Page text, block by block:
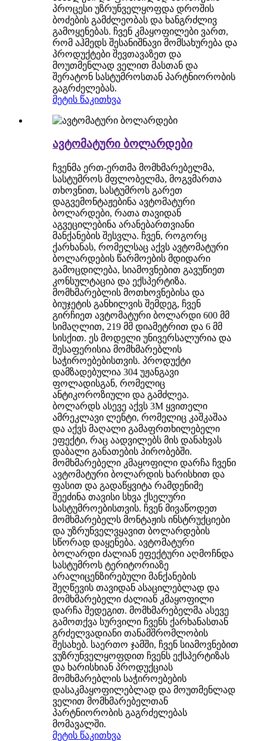
პროცესი უზრუნველყოფდა დროშის
ბოძების გამძლეობას და ხანგრძლივ
გამოყენებას. ჩვენ კმაყოფილები ვართ,
რომ აჰმედს შესანიშნავი მომსახურება და
პროდუქტები შევთავაზეთ და
მოუთმენლად ველით მასთან და
შერატონ სასტუმროსთან პარტნიორობის
გაგრძელებას.
მეტის წაკითხვა
ავტომატური ბოლარდები
ჩვენმა ერთ-ერთმა მომხმარებელმა,
სასტუმროს მფლობელმა, მოგვმართა
თხოვნით, სასტუმროს გარეთ
დაგვემონტაჟებინა ავტომატური
ბოლარდები, რათა თავიდან
აგვეცილებინა არანებართვიანი
მანქანების შესვლა. ჩვენ, როგორც
ქარხანას, რომელსაც აქვს ავტომატური
ბოლარდების წარმოების მდიდარი
გამოცდილება, სიამოვნებით გავუწიეთ
კონსულტაცია და ექსპერტიზა.
მომხმარებლის მოთხოვნებისა და
ბიუჯეტის განხილვის შემდეგ, ჩვენ
გირჩიეთ ავტომატური ბოლარდი 600 მმ
სიმაღლით, 219 მმ დიამეტრით და 6 მმ
სისქით. ეს მოდელი უნივერსალურია და
შესაფერისია მომხმარებლის
საჭიროებებისთვის. პროდუქტი
დამზადებულია 304 უჟანგავი
ფოლადისგან, რომელიც
ანტიკოროზიული და გამძლეა.
ბოლარდს ასევე აქვს 3M ყვითელი
ამრეკლავი ლენტი, რომელიც კაშკაშაა
და აქვს მაღალი გამაფრთხილებელი
ეფექტი, რაც აადვილებს მის დანახვას
დაბალი განათების პირობებში.
მომხმარებელი კმაყოფილი დარჩა ჩვენი
ავტომატური ბოლარდის ხარისხით და
ფასით და გადაწყვიტა რამდენიმე
შეეძინა თავისი სხვა ქსელური
სასტუმროებისთვის. ჩვენ მივაწოდეთ
მომხმარებელს მონტაჟის ინსტრუქციები
და უზრუნველვყავით ბოლარდების
სწორად დაყენება. ავტომატური
ბოლარდი ძალიან ეფექტური აღმოჩნდა
სასტუმროს ტერიტორიაზე
არალიცენზირებული მანქანების
შეღწევის თავიდან ასაცილებლად და
მომხმარებელი ძალიან კმაყოფილი
დარჩა შედეგით. მომხმარებელმა ასევე
გამოთქვა სურვილი ჩვენს ქარხანასთან
გრძელვადიანი თანამშრომლობის
შესახებ. საერთო ჯამში, ჩვენ სიამოვნებით
ვუზრუნველყოფდით ჩვენს ექსპერტიზას
და ხარისხიან პროდუქციას
მომხმარებლის საჭიროებების
დასაკმაყოფილებლად და მოუთმენლად
ველით მომხმარებელთან
პარტნიორობის გაგრძელებას
მომავალში.
მეტის წაკითხვა